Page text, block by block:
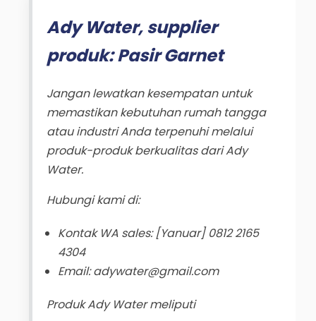
Ady Water, supplier
produk: Pasir Garnet
Jangan lewatkan kesempatan untuk
memastikan kebutuhan rumah tangga
atau industri Anda terpenuhi melalui
produk-produk berkualitas dari Ady
Water.
Hubungi kami di:
Kontak WA sales: [Yanuar] 0812 2165
4304
Email: adywater@gmail.com
Produk Ady Water meliputi